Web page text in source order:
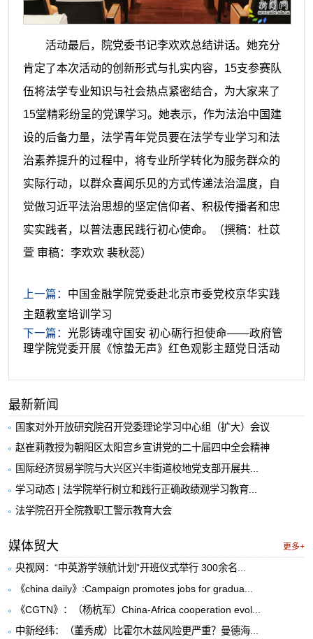
活动最后，院党委书记李欢欢总结讲话。她充分
肯定了本次活动的创新形式与扎实内容，15支参赛队
伍将法学专业知识与社会热点紧密结合，为大家来了
15堂精彩纷呈的党课学习。她表示，作为法治中国建
设的后备力量，法学青年党员要在法学专业学习和法
治素养提升的过程中，将专业所学转化为服务群众的
实际行动，以群众喜闻乐见的方式传递法治温度，自
觉做习近平法治思想的坚定信仰者、积极传播者和忠
实实践者，以普法惠民践行初心使命。
（撰稿：杜苡
萱 审稿：李欢欢 裴秋蕊）
上一篇： 中国金融学院党委赴北京市委党校京华实践
主题教室培训学习
下一篇： 光影铸魂守国安 初心砺行担使命——政府管
理学院党委开展《惊蛰无声》红色观影主题党日活动
最新新闻
国家对外开放研究院召开党委理论学习中心组（扩大）会议
赵崔莉教授为朝阳区太阳宫乡宣讲党的二十届四中全会精神
国际经济贸易学院与大兴区兴丰街道校地党支部开展共...
学习动态 | 法学院举行树立和践行正确政绩观学习教育...
法学院召开全院教职工警示教育大会
媒体贸大 更多+
央视网：“中英游学领航计划”开班仪式举行 300余名...
《china daily》:Campaign promotes jobs for gradua...
《CGTN》：（杨杭军）China-Africa cooperation evol...
中新经纬：（董秀成）比霍尔木兹风险更严重？曼德海...